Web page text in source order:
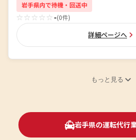
岩手県内で待機・回送中
☆☆☆☆☆ -(0件)
詳細ページへ
もっと見る
岩手県の運転代行